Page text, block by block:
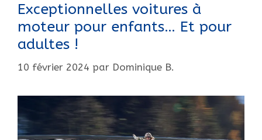
Exceptionnelles voitures à
moteur pour enfants… Et pour
adultes !
10 février 2024 par Dominique B.